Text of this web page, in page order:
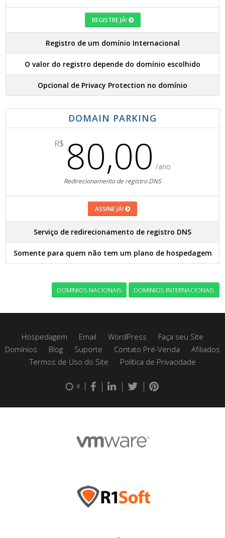
REGISTRE JÁ!
Registro de um domínio Internacional
O valor do registro depende do domínio escolhido
Opcional de Privacy Protection no domínio
DOMAIN PARKING
R$ 80,00 /ano
Redirecionamento de registro DNS
ASSINE JÁ!
Serviço de redirecionamento de registro DNS
Somente para quem não tem um plano de hospedagem
DOMÍNIOS NACIONAIS DOMÍNIOS INTERNACIONAIS
Hospedagem Email WordPress
Faça seu Site
Domínios
Blog Suporte Contato Pré-Venda
Afiliados
Termos de Uso do Site
Política de Privacidade
0